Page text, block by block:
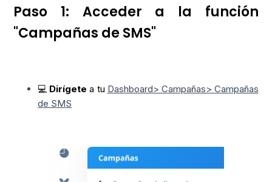
Paso 1: Acceder a la función
"Campañas de SMS"
💻 Dirígete a tu Dashboard> Campañas> Campañas
de SMS